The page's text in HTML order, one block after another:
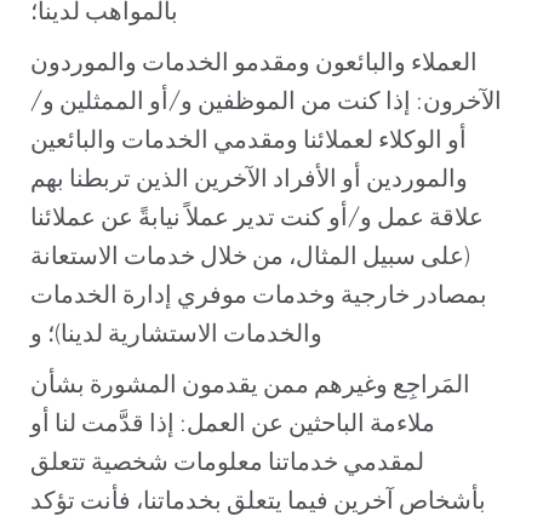
بالمواهب لدينا؛
العملاء والبائعون ومقدمو الخدمات والموردون
الآخرون: إذا كنت من الموظفين و/أو الممثلين و/
أو الوكلاء لعملائنا ومقدمي الخدمات والبائعين
والموردين أو الأفراد الآخرين الذين تربطنا بهم
علاقة عمل و/أو كنت تدير عملاً نيابةً عن عملائنا
(على سبيل المثال، من خلال خدمات الاستعانة
بمصادر خارجية وخدمات موفري إدارة الخدمات
والخدمات الاستشارية لدينا)؛ و
المَراجِع وغيرهم ممن يقدمون المشورة بشأن
ملاءمة الباحثين عن العمل: إذا قدَّمت لنا أو
لمقدمي خدماتنا معلومات شخصية تتعلق
بأشخاص آخرين فيما يتعلق بخدماتنا، فأنت تؤكد